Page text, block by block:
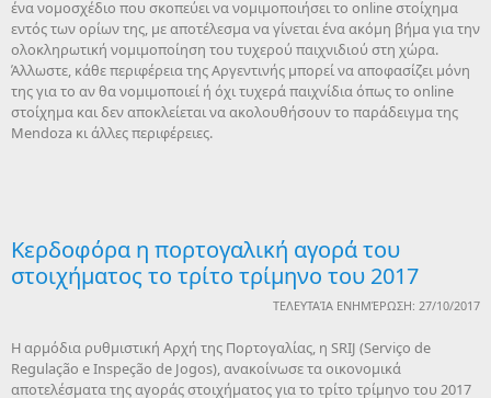
ένα νομοσχέδιο που σκοπεύει να νομιμοποιήσει το online στοίχημα
εντός των ορίων της, με αποτέλεσμα να γίνεται ένα ακόμη βήμα για την
ολοκληρωτική νομιμοποίηση του τυχερού παιχνιδιού στη χώρα.
Άλλωστε, κάθε περιφέρεια της Αργεντινής μπορεί να αποφασίζει μόνη
της για το αν θα νομιμοποιεί ή όχι τυχερά παιχνίδια όπως το online
στοίχημα και δεν αποκλείεται να ακολουθήσουν το παράδειγμα της
Mendoza κι άλλες περιφέρειες.
Κερδοφόρα η πορτογαλική αγορά του
στοιχήματος το τρίτο τρίμηνο του 2017
ΤΕΛΕΥΤΑΊΑ ΕΝΗΜΈΡΩΣΗ: 27/10/2017
Η αρμόδια ρυθμιστική Αρχή της Πορτογαλίας, η SRIJ (Serviço de
Regulação e Inspeção de Jogos), ανακοίνωσε τα οικονομικά
αποτελέσματα της αγοράς στοιχήματος για το τρίτο τρίμηνο του 2017